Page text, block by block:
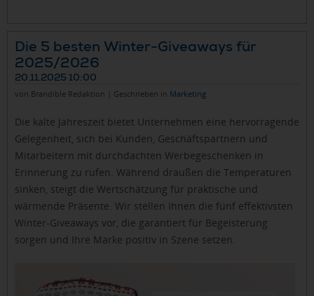
Die 5 besten Winter-Giveaways für
2025/2026
20.11.2025 10:00
von Brandible Redaktion | Geschrieben in Marketing
Die kalte Jahreszeit bietet Unternehmen eine hervorragende
Gelegenheit, sich bei Kunden, Geschäftspartnern und
Mitarbeitern mit durchdachten Werbegeschenken in
Erinnerung zu rufen. Während draußen die Temperaturen
sinken, steigt die Wertschätzung für praktische und
wärmende Präsente. Wir stellen Ihnen die fünf effektivsten
Winter-Giveaways vor, die garantiert für Begeisterung
sorgen und Ihre Marke positiv in Szene setzen.